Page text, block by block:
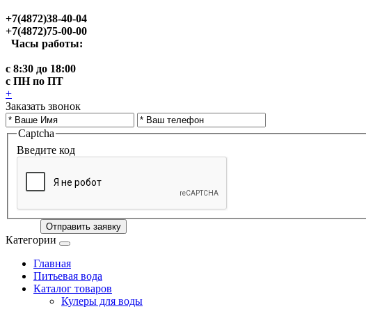
+7(4872)38-40-04
+7(4872)75-00-00
Часы работы:
с 8:30 до 18:00
с ПН по ПТ
+
Заказать звонок
Captcha
Введите код
Отправить заявку
Категории
Главная
Питьевая вода
Каталог товаров
Кулеры для воды